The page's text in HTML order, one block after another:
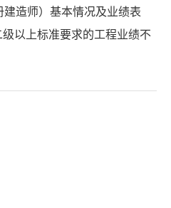
建造师）基本情况及业绩表
级以上标准要求的工程业绩不